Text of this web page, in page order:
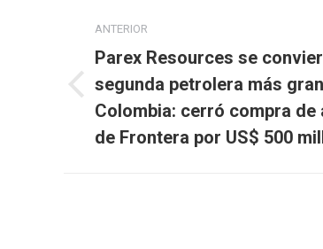
entre
publicaciones
ANTERIOR
Publicación
anterior:
Parex Resources se
segunda petrolera más
Colombia: cerró compra de
de Frontera por US$ 500